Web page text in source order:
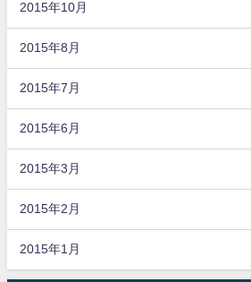
2015年10月
2015年8月
2015年7月
2015年6月
2015年3月
2015年2月
2015年1月